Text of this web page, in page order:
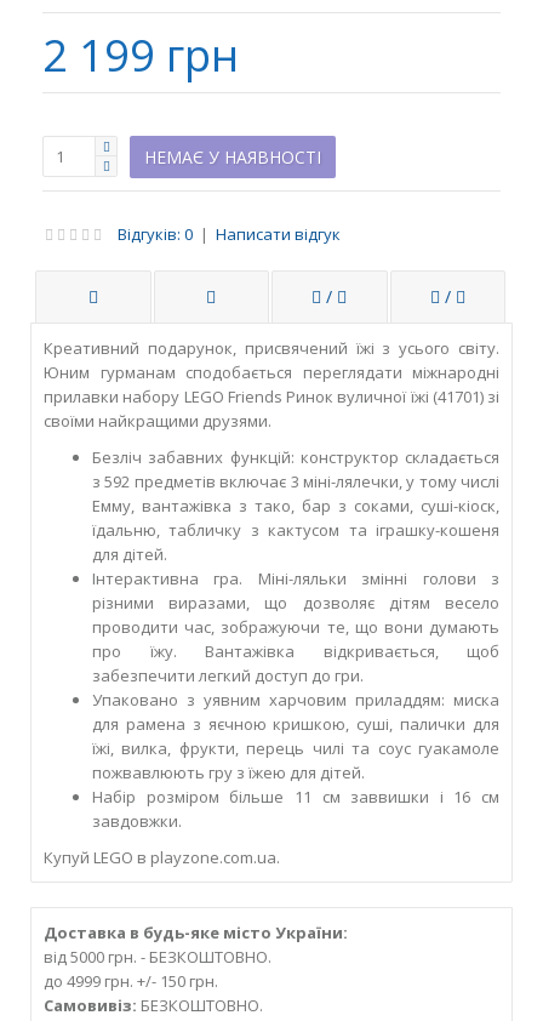
2 199 грн
НЕМАЄ У НАЯВНОСТІ
Відгуків: 0 | Написати відгук
/ /
Креативний подарунок, присвячений їжі з усього світу.
Юним гурманам сподобається переглядати міжнародні
прилавки набору LEGO Friends Ринок вуличної їжі (41701) зі
своїми найкращими друзями.
Безліч забавних функцій: конструктор складається
з 592 предметів включає 3 міні-лялечки, у тому числі
Емму, вантажівка з тако, бар з соками, суші-кіоск,
їдальню, табличку з кактусом та іграшку-кошеня
для дітей.
Інтерактивна гра. Міні-ляльки змінні голови з
різними виразами, що дозволяє дітям весело
проводити час, зображуючи те, що вони думають
про їжу. Вантажівка відкривається, щоб
забезпечити легкий доступ до гри.
Упаковано з уявним харчовим приладдям: миска
для рамена з яєчною кришкою, суші, палички для
їжі, вилка, фрукти, перець чилі та соус гуакамоле
пожвавлюють гру з їжею для дітей.
Набір розміром більше 11 см заввишки і 16 см
завдовжки.
Купуй LEGO в playzone.com.ua.
Доставка в будь-яке місто України:
від 5000 грн. - БЕЗКОШТОВНО.
до 4999 грн. +/- 150 грн.
Самовивіз: БЕЗКОШТОВНО.